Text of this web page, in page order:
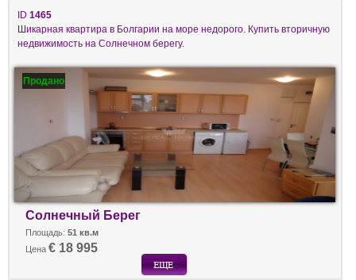
ID 1465
Шикарная квартира в Болгарии на море недорого. Купить вторичную
недвижимость на Солнечном берегу.
Продано
Солнечный Берег
Площадь: 51 кв.м
Цена € 18 995